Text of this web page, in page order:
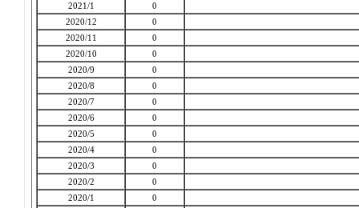
2021/1
0
2020/12
0
2020/11
0
2020/10
0
2020/9
0
2020/8
0
2020/7
0
2020/6
0
2020/5
0
2020/4
0
2020/3
0
2020/2
0
2020/1
0